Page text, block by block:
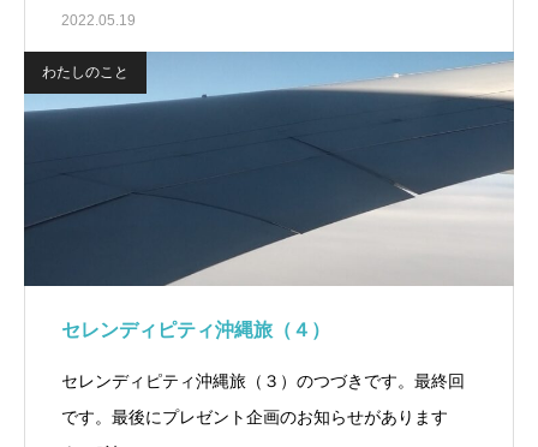
2022.05.19
わたしのこと
セレンディピティ沖縄旅（４）
セレンディピティ沖縄旅（３）のつづきです。最終回
です。最後にプレゼント企画のお知らせがあります